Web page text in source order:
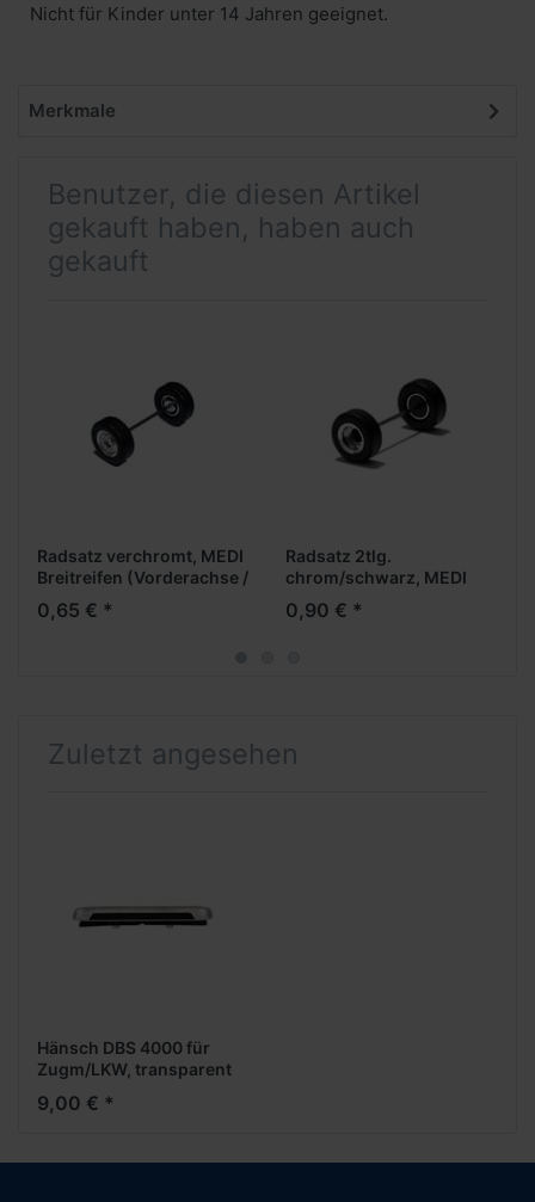
Nicht für Kinder unter 14 Jahren geeignet.
Merkmale
Benutzer, die diesen Artikel
gekauft haben, haben auch
gekauft
Radsatz verchromt, MEDI
Breitreifen (Vorderachse /
Aufliegerachse)
0,65 € *
Radsatz 2tlg.
chrom/schwarz, MEDI
Aufliegerachse
0,90 € *
Zuletzt angesehen
Hänsch DBS 4000 für
Zugm/LKW, transparent
9,00 € *